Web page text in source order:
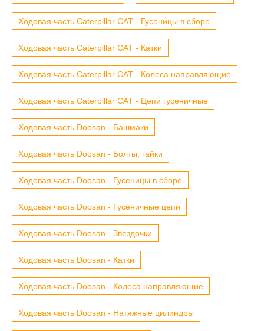
Ходовая часть Caterpillar CAT - Гусеницы в сборе
Ходовая часть Caterpillar CAT - Катки
Ходовая часть Caterpillar CAT - Колеса направляющие
Ходовая часть Caterpillar CAT - Цепи гусеничные
Ходовая часть Doosan - Башмаки
Ходовая часть Doosan - Болты, гайки
Ходовая часть Doosan - Гусеницы в сборе
Ходовая часть Doosan - Гусеничные цепи
Ходовая часть Doosan - Звездочки
Ходовая часть Doosan - Катки
Ходовая часть Doosan - Колеса направляющие
Ходовая часть Doosan - Натяжные цилиндры